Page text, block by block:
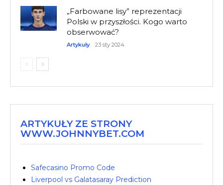
„Farbowane lisy” reprezentacji
Polski w przyszłości. Kogo warto
obserwować?
Artykuły 23 sty 2024
ARTYKUŁY ZE STRONY
WWW.JOHNNYBET.COM
Safecasino Promo Code
Liverpool vs Galatasaray Prediction